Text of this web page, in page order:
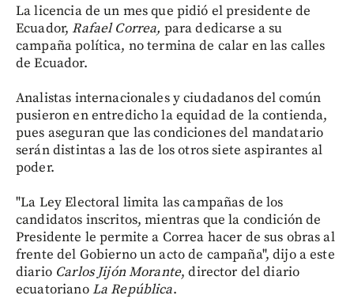
La licencia de un mes que pidió el presidente de
Ecuador,Rafael Correa, para dedicarse a su
campaña política, no termina de calar en las calles
de Ecuador.
Analistas internacionales y ciudadanos del común
pusieron en entredicho la equidad de la contienda,
pues aseguran que las condiciones del mandatario
serán distintas a las de los otros siete aspirantes al
poder.
"La Ley Electoral limita las campañas de los
candidatos inscritos, mientras que la condición de
Presidente le permite a Correa hacer de sus obras al
frente del Gobierno un acto de campaña", dijo a este
diario Carlos Jijón Morante, director del diario
ecuatorianoLa República.